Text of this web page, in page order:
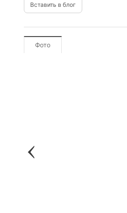
Вставить в блог
Фото